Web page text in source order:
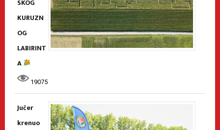
SKOG
KURUZN
OG
LABIRINT
A
19075
Jučer
krenuo